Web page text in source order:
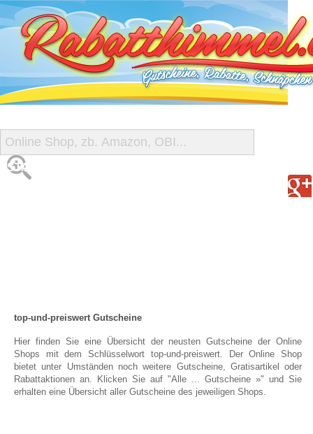
START
top-und-preiswert Gutscheine
Hier finden Sie eine Übersicht der neusten Gutscheine der Online
Shops mit dem Schlüsselwort top-und-preiswert. Der Online Shop
bietet unter Umständen noch weitere Gutscheine, Gratisartikel oder
Rabattaktionen an. Klicken Sie auf "Alle ... Gutscheine »" und Sie
erhalten eine Übersicht aller Gutscheine des jeweiligen Shops.